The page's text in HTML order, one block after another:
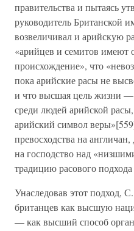
правительства и пытаясь
руководитель Британской
возвеличивал и арийскую
«арийцев и семитов имеют
происхождение», что
пока арийские расы не
и что высшая цель жизни —
среди людей арийской
арийский символ
превосходства на
на господство над
традицию расового
Унаследовав этот подход,
британцев как высшую
— как высший способ